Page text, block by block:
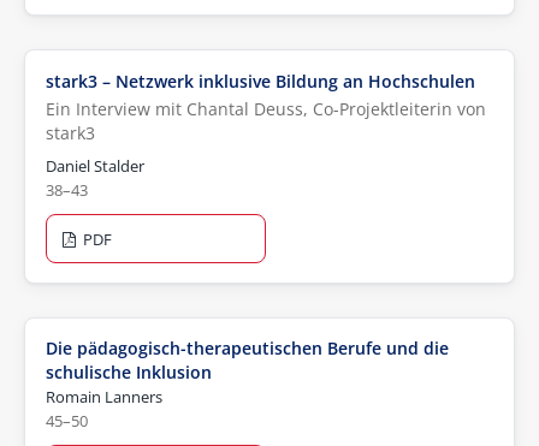
stark3 – Netzwerk inklusive Bildung an Hochschulen
Ein Interview mit Chantal Deuss, Co-Projektleiterin von
stark3
Daniel Stalder
38–43
PDF
Die pädagogisch-therapeutischen Berufe und die
schulische Inklusion
Romain Lanners
45–50